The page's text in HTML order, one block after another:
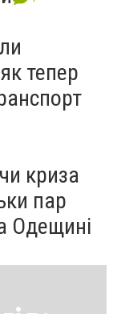
тепер
криза
пар
Одещині